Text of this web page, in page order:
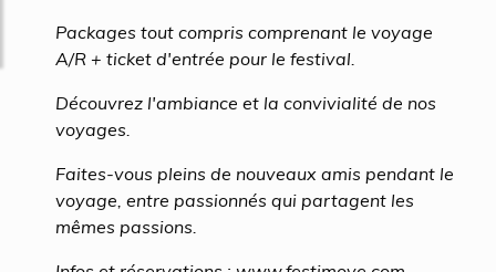
Packages tout compris comprenant le voyage
A/R + ticket d'entrée pour le festival.
Découvrez l'ambiance et la convivialité de nos
voyages.
Faites-vous pleins de nouveaux amis pendant le
voyage, entre passionnés qui partagent les
mêmes passions.